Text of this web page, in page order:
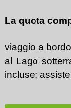
La quota
viaggio a
al Lago
incluse; a